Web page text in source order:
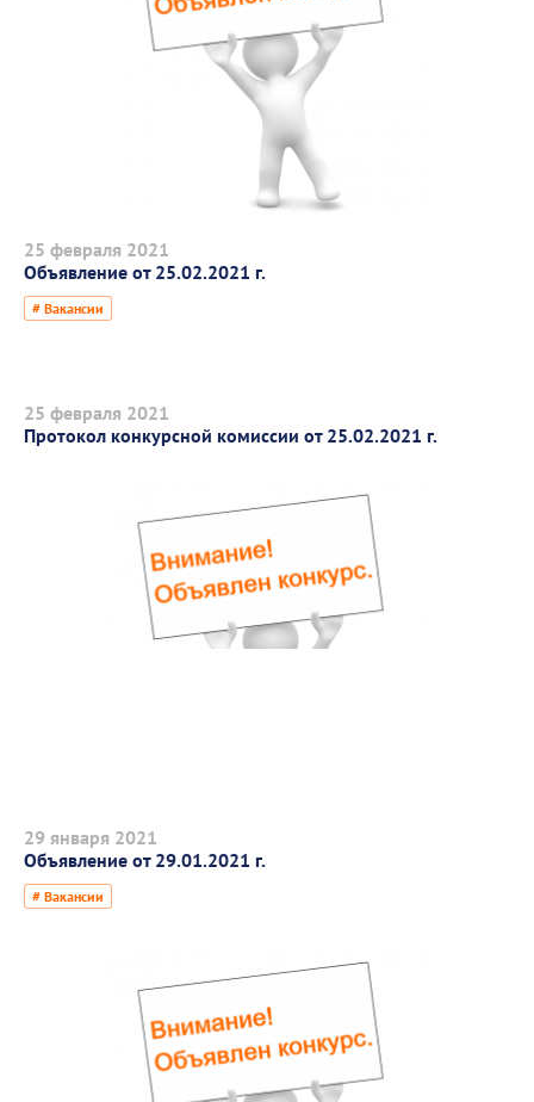
25 февраля 2021
Объявление от 25.02.2021 г.
# Вакансии
25 февраля 2021
Протокол конкурсной комиссии от 25.02.2021 г.
29 января 2021
Объявление от 29.01.2021 г.
# Вакансии